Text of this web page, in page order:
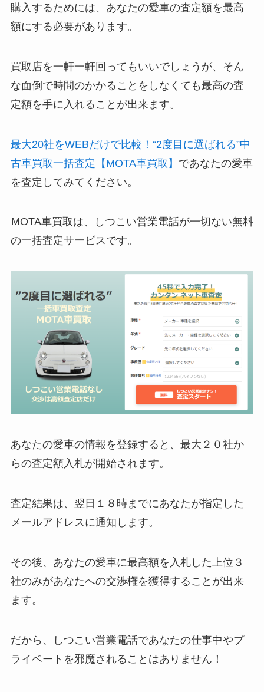
購入するためには、あなたの愛車の査定額を最高
額にする必要があります。
買取店を一軒一軒回ってもいいでしょうが、そん
な面倒で時間のかかることをしなくても最高の査
定額を手に入れることが出来ます。
最大20社をWEBだけで比較！“2度目に選ばれる”中
古車買取一括査定【MOTA車買取】 であなたの愛車
を査定してみてください。
MOTA車買取は、
しつこい営業電話が一切ない無料
の一括査定サービスです。
あなたの愛車の情報を登録すると、 最大２０社か
らの査定額入札が開始されます。
査定結果は、翌日１８時までにあなたが指定した
メールアドレスに通知します。
その後、あなたの愛車に最高額を入札した 上位３
社のみがあなたへの交渉権を獲得することが出来
ます。
だから、しつこい営業電話であなたの仕事中やプ
ライベートを邪魔されることはありません！